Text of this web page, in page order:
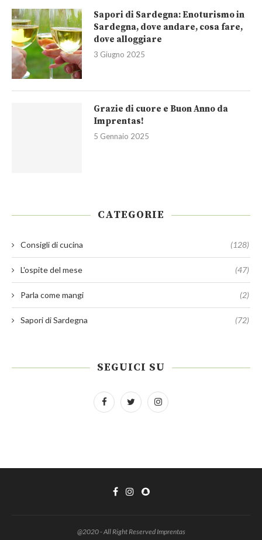
Sapori di Sardegna: Enoturismo in
Sardegna, dove andare, cosa fare,
dove alloggiare
3 Giugno 2025
Grazie di cuore e Buon Anno da
Imprentas!
5 Gennaio 2025
CATEGORIE
Consigli di cucina (128)
L'ospite del mese (47)
Parla come mangi (2)
Sapori di Sardegna (72)
SEGUICI SU
@2020 - All Right Reserved Imprentas